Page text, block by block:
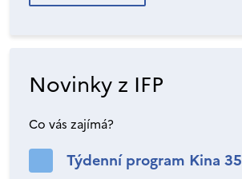
Novinky z IFP
Co vás zajímá?
Týdenní program Kina 35